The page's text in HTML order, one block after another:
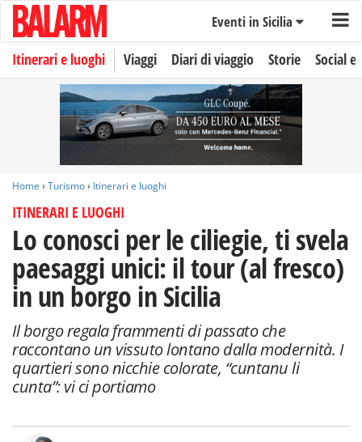
Eventi in Sicilia
Itinerari e luoghi Viaggi Diari di viaggio Storie Social
Home › Turismo› Itinerari e luoghi
ITINERARI E LUOGHI
Lo conosci per le ciliegie, ti svela
paesaggi unici: il tour (al fresco)
in un borgo in Sicilia
Il borgo regala frammenti di passato che
raccontano un vissuto lontano dalla modernità. I
quartieri sono nicchie colorate, “cuntanu li
cunta”: vi ci portiamo